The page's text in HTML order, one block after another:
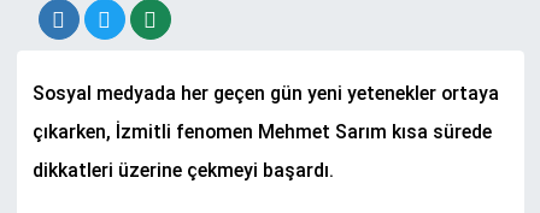
Sosyal medyada her geçen gün yeni yetenekler ortaya
çıkarken, İzmitli fenomen Mehmet Sarım kısa sürede
dikkatleri üzerine çekmeyi başardı.